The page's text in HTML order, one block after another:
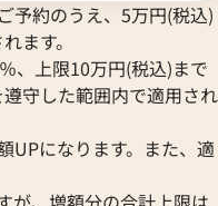
レ
デビアス K18WG
ス
参考買取価格
予約のうえ、5万円(税込)
ます。
、上限10万円(税込)まで
守した範囲内で適用され
UPになります。また、適